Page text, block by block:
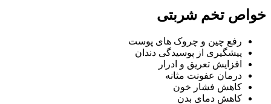
خواص تخم شربتی
رفع چین و چروک های پوست
پیشگیری از پوسیدگی دندان
افزایش تعریق و ادرار
درمان عفونت مثانه
کاهش فشار خون
کاهش دمای بدن